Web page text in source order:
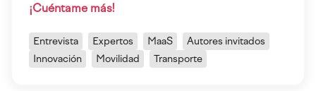
¡Cuéntame más!
Entrevista Expertos MaaS
Autores invitados
Innovación
Movilidad Transporte